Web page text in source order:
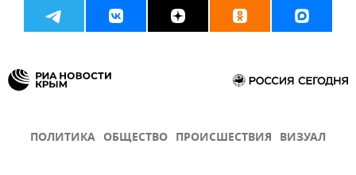
ПОЛИТИКА ОБЩЕСТВО ПРОИСШЕСТВИЯ ВИЗУАЛ